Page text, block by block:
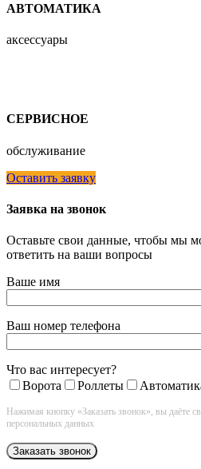
АВТОМАТИКА
аксессуары
СЕРВИСНОЕ
обслуживание
Оставить заявку
Заявка на звонок
Оставьте свои данные, чтобы мы
ответить на ваши вопросы
Ваше имя
Ваш номер телефона
Что вас интересует?
Ворота
Роллеты
Нажимая кнопку «Заказать звонок», вы даёте
персональных данных